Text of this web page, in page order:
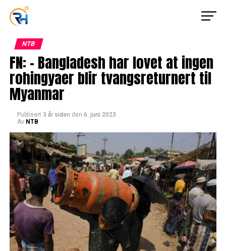
NTB
FN: – Bangladesh har lovet at ingen
rohingyaer blir tvangsreturnert til
Myanmar
Publisert 3 år siden den 6. juni 2023
Av NTB